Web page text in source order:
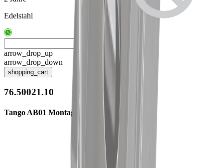
Edelstahl
arrow_drop_up
arrow_drop_down
shopping_cart
76.50021.10
Tango AB01 Montageclip